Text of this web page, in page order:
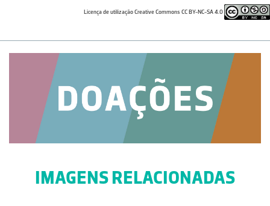
Licença de utilização Creative Commons CC BY-NC-SA 4.0
IMAGENS RELACIONADAS